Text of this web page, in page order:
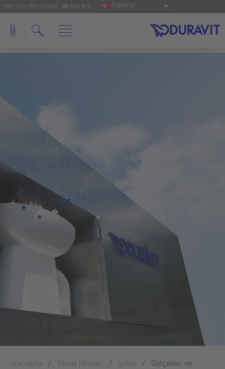
'PRO' IÇIN: PRO.DURAVIT BIR BAYI BUL TÜRKIYE
Ana sayfa Servis Hizmeti Şirket
Gerçekler ve